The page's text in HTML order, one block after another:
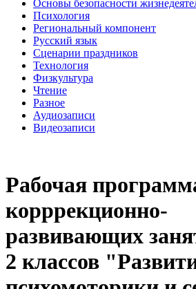
Основы безопасности
Психология
Региональный компонент
Русский язык
Сценарии праздников
Технология
Физкультура
Чтение
Разное
Аудиозаписи
Видеозаписи
Рабочая
корррекционно-
развивающих
2 классов